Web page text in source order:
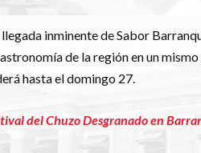
inminente de Sabor
de la región en un
hasta el domingo 27.
del Chuzo Desgranado en